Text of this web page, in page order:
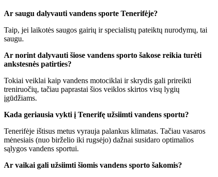
Ar saugu dalyvauti vandens sporte Tenerifėje?
Taip, jei laikotės saugos gairių ir specialistų pateiktų nurodymų, tai
saugu.
Ar norint dalyvauti šiose vandens sporto šakose reikia turėti
ankstesnės patirties?
Tokiai veiklai kaip vandens motociklai ir skrydis gali prireikti
treniruočių, tačiau paprastai šios veiklos skirtos visų lygių
įgūdžiams.
Kada geriausia vykti į Tenerifę užsiimti vandens sportu?
Tenerifėje ištisus metus vyrauja palankus klimatas. Tačiau vasaros
mėnesiais (nuo birželio iki rugsėjo) dažnai susidaro optimalios
sąlygos vandens sportui.
Ar vaikai gali užsiimti šiomis vandens sporto šakomis?